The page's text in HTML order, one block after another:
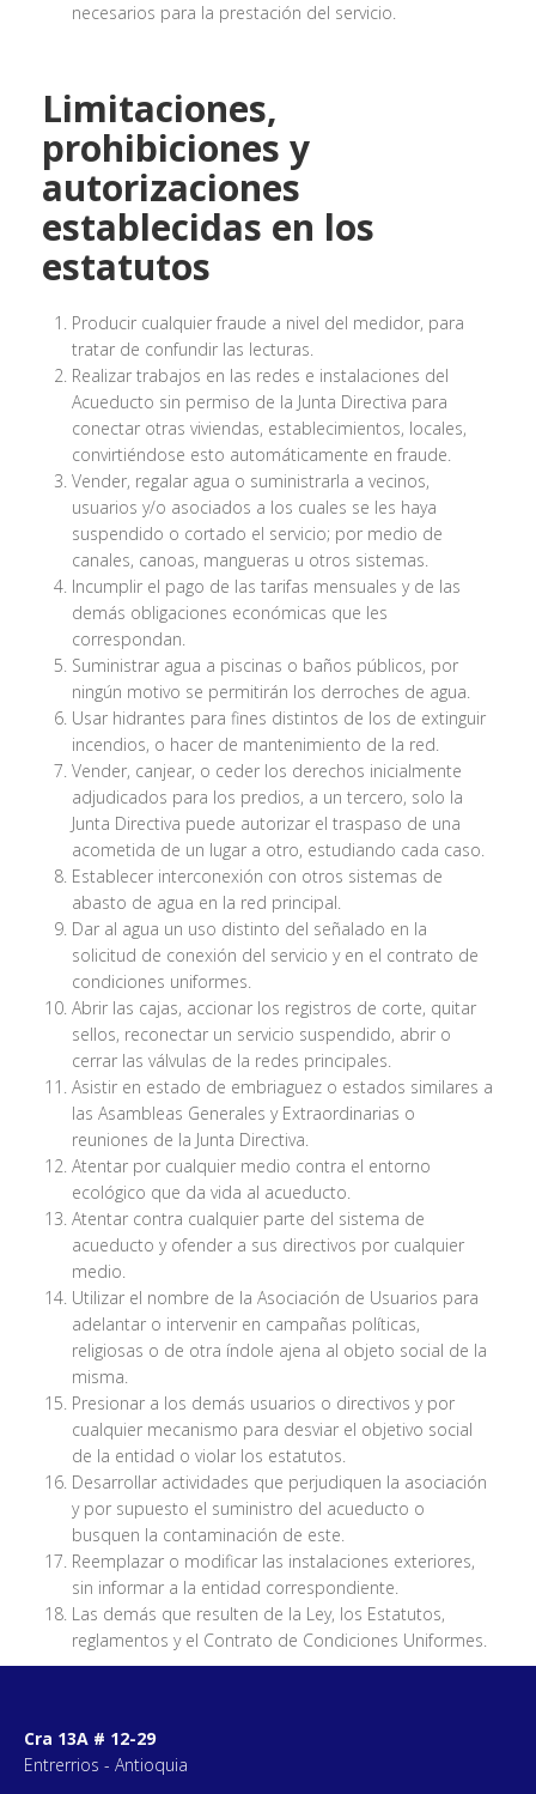
necesarios para la prestación del servicio.
Limitaciones,
prohibiciones y
autorizaciones
establecidas en los
estatutos
Producir cualquier fraude a nivel del medidor, para
tratar de confundir las lecturas.
Realizar trabajos en las redes e instalaciones del
Acueducto sin permiso de la Junta Directiva para
conectar otras viviendas, establecimientos, locales,
convirtiéndose esto automáticamente en fraude.
Vender, regalar agua o suministrarla a vecinos,
usuarios y/o asociados a los cuales se les haya
suspendido o cortado el servicio; por medio de
canales, canoas, mangueras u otros sistemas.
Incumplir el pago de las tarifas mensuales y de las
demás obligaciones económicas que les
correspondan.
Suministrar agua a piscinas o baños públicos, por
ningún motivo se permitirán los derroches de agua.
Usar hidrantes para fines distintos de los de extinguir
incendios, o hacer de mantenimiento de la red.
Vender, canjear, o ceder los derechos inicialmente
adjudicados para los predios, a un tercero, solo la
Junta Directiva puede autorizar el traspaso de una
acometida de un lugar a otro, estudiando cada caso.
Establecer interconexión con otros sistemas de
abasto de agua en la red principal.
Dar al agua un uso distinto del señalado en la
solicitud de conexión del servicio y en el contrato de
condiciones uniformes.
Abrir las cajas, accionar los registros de corte, quitar
sellos, reconectar un servicio suspendido, abrir o
cerrar las válvulas de la redes principales.
Asistir en estado de embriaguez o estados similares a
las Asambleas Generales y Extraordinarias o
reuniones de la Junta Directiva.
Atentar por cualquier medio contra el entorno
ecológico que da vida al acueducto.
Atentar contra cualquier parte del sistema de
acueducto y ofender a sus directivos por cualquier
medio.
Utilizar el nombre de la Asociación de Usuarios para
adelantar o intervenir en campañas políticas,
religiosas o de otra índole ajena al objeto social de la
misma.
Presionar a los demás usuarios o directivos y por
cualquier mecanismo para desviar el objetivo social
de la entidad o violar los estatutos.
Desarrollar actividades que perjudiquen la asociación
y por supuesto el suministro del acueducto o
busquen la contaminación de este.
Reemplazar o modificar las instalaciones exteriores,
sin informar a la entidad correspondiente.
Las demás que resulten de la Ley, los Estatutos,
reglamentos y el Contrato de Condiciones Uniformes.
Cra 13A # 12-29
Entrerrios - Antioquia